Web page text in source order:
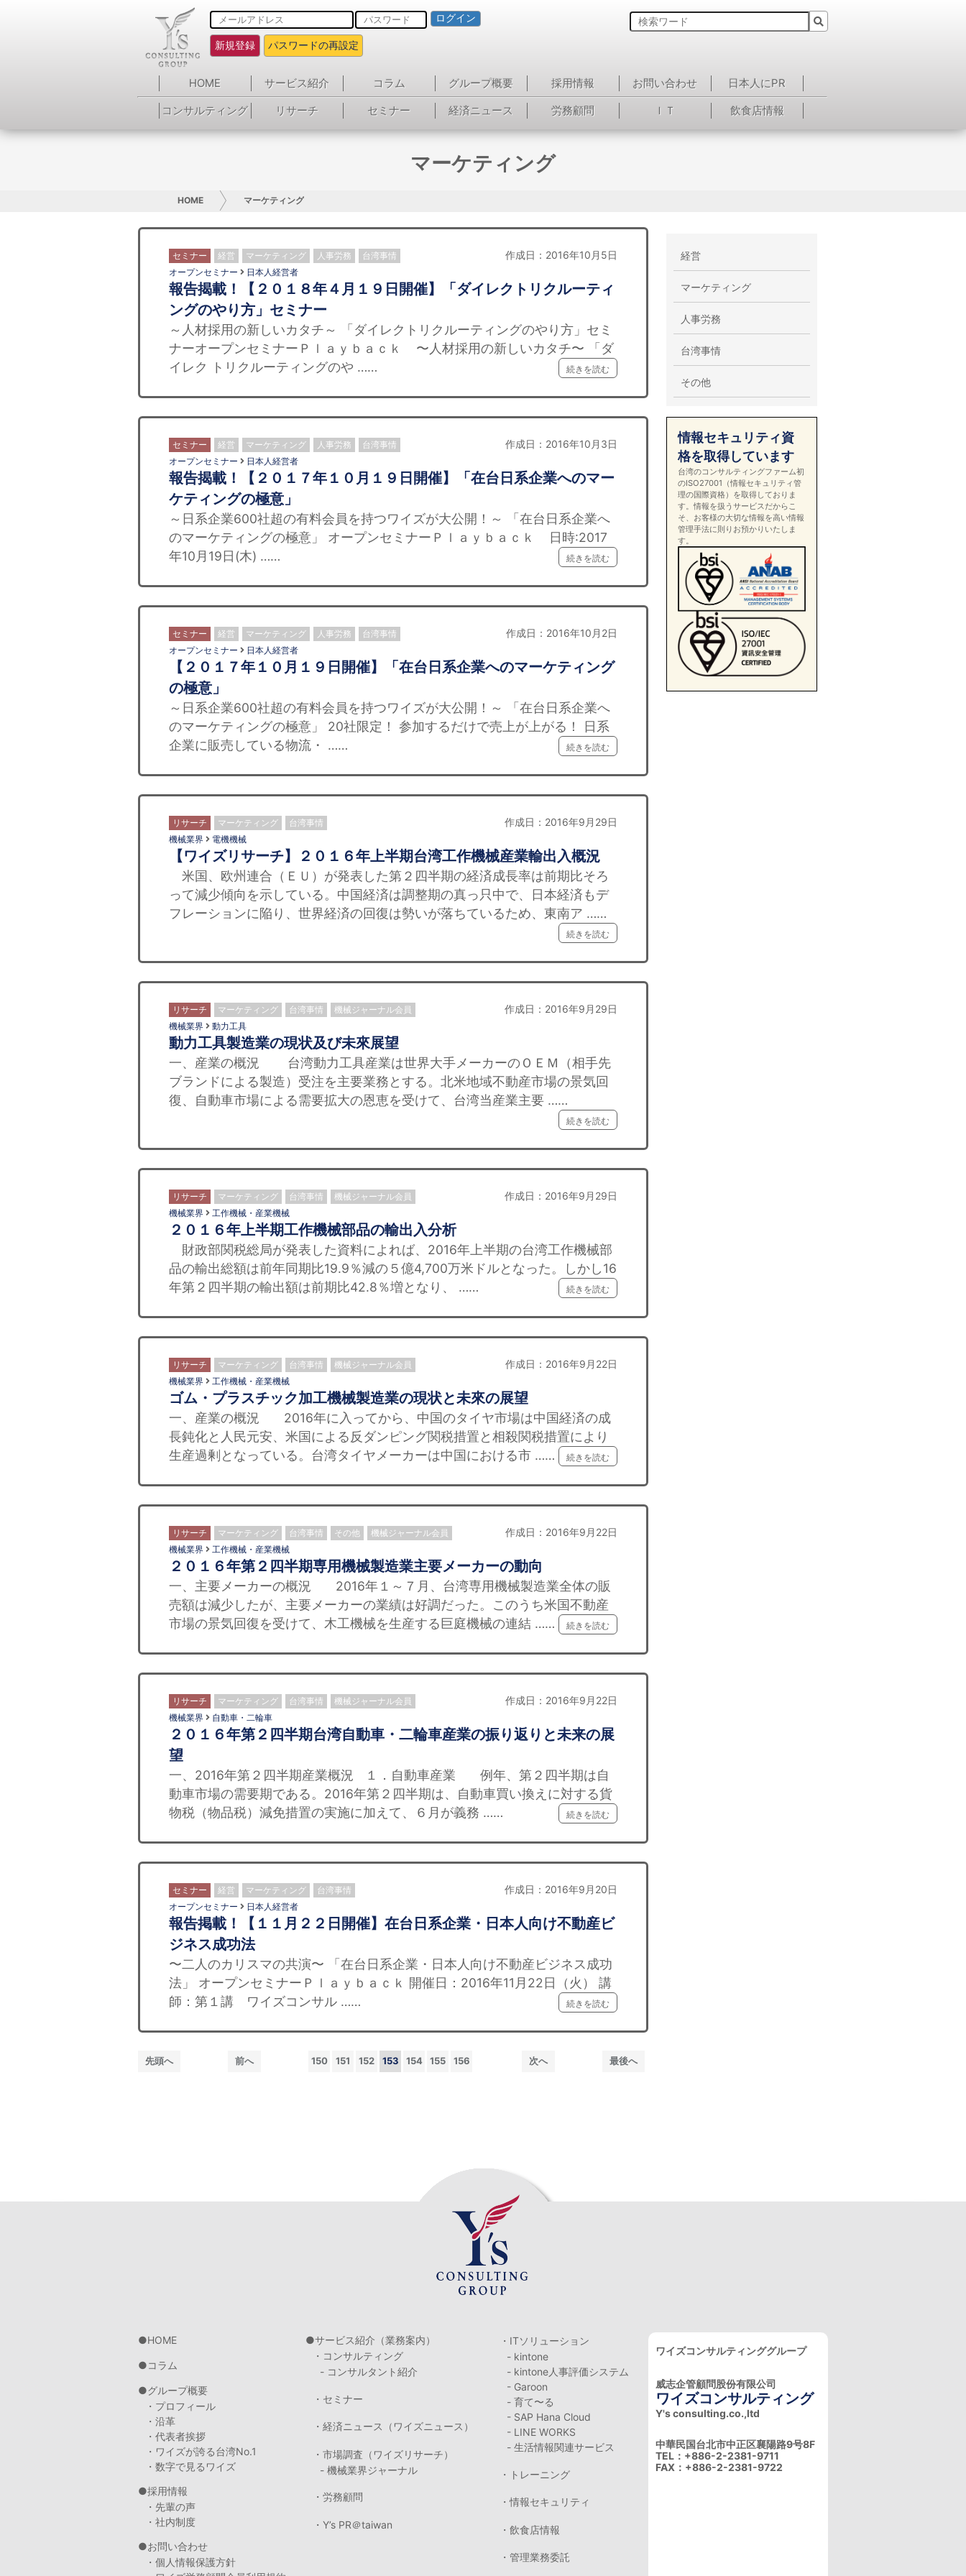
ログイン
新規登録 パスワードの再設定
HOME サービス紹介 コラム グループ概要 採用情報 お問い合わせ
日本人にPR
コンサルティング
リサーチ セミナー 経済ニュース 労務顧問 ＩＴ 飲食店情報
マーケティング
HOME マーケティング
セミナー 経営 マーケティング 人事労務 台湾事情 作成日：2016年10月5日
オープンセミナー 日本人経営者
報告揭載！【２０１８年４月１９日開催】「ダイレクトリクルーティ
ングのやり方」セミナー
～人材採用の新しいカタチ～ 「ダイレクトリクルーティングのやり方」セミ
ナー​ オープンセミナーＰｌａｙｂａｃｋ 〜人材採用の新しいカタチ〜 「ダ
イレク トリクルーティングのや ……
続きを読む
セミナー 経営 マーケティング 人事労務 台湾事情 作成日：2016年10月3日
オープンセミナー 日本人経営者
報告揭載！【２０１７年１０月１９日開催】「在台日系企業へのマー
ケティングの極意」
～日系企業600社超の有料会員を持つワイズが大公開！～ 「在台日系企業へ
のマーケティングの極意」 オープンセミナーＰｌａｙｂａｃｋ 日時:2017
年10月19日(木) ……
続きを読む
セミナー 経営 マーケティング 人事労務 台湾事情 作成日：2016年10月2日
オープンセミナー 日本人経営者
【２０１７年１０月１９日開催】「在台日系企業へのマーケティング
の極意」
～日系企業600社超の有料会員を持つワイズが大公開！～ 「在台日系企業へ
のマーケティングの極意」 20社限定！ 参加するだけで売上が上がる！ 日系
企業に販売している物流・ ……
続きを読む
リサーチ マーケティング 台湾事情 作成日：2016年9月29日
機械業界 電機機械
【ワイズリサーチ】２０１６年上半期台湾工作機械産業輸出入概況
米国、欧州連合（ＥＵ）が発表した第２四半期の経済成長率は前期比そろ
って減少傾向を示している。中国経済は調整期の真っ只中で、日本経済もデ
フレーションに陥り、世界経済の回復は勢いが落ちているため、東南ア ……
続きを読む
リサーチ マーケティング 台湾事情 機械ジャーナル会員 作成日：2016年9月29日
機械業界 動力工具
動力工具製造業の現状及び未來展望
一、産業の概況 台湾動力工具産業は世界大手メーカーのＯＥＭ（相手先
ブランドによる製造）受注を主要業務とする。北米地域不動産市場の景気回
復、自動車市場による需要拡大の恩恵を受けて、台湾当産業主要 ……
続きを読む
リサーチ マーケティング 台湾事情 機械ジャーナル会員 作成日：2016年9月29日
機械業界 工作機械・産業機械
２０１６年上半期工作機械部品の輸出入分析
財政部関税総局が発表した資料によれば、2016年上半期の台湾工作機械部
品の輸出総額は前年同期比19.9％減の５億4,700万米ドルとなった。しかし16
年第２四半期の輸出額は前期比42.8％増となり、 ……
続きを読む
リサーチ マーケティング 台湾事情 機械ジャーナル会員 作成日：2016年9月22日
機械業界 工作機械・産業機械
ゴム・プラスチック加工機械製造業の現状と未來の展望
一、産業の概況 2016年に入ってから、中国のタイヤ市場は中国経済の成
長鈍化と人民元安、米国による反ダンピング関税措置と相殺関税措置により
生産過剰となっている。台湾タイヤメーカーは中国における市 ……
続きを読む
リサーチ マーケティング 台湾事情 その他 機械ジャーナル会員 作成日：2016年9月22日
機械業界 工作機械・産業機械
２０１６年第２四半期専用機械製造業主要メーカーの動向
一、主要メーカーの概況 2016年１～７月、台湾専用機械製造業全体の販
売額は減少したが、主要メーカーの業績は好調だった。このうち米国不動産
市場の景気回復を受けて、木工機械を生産する巨庭機械の連結 ……
続きを読む
リサーチ マーケティング 台湾事情 機械ジャーナル会員 作成日：2016年9月22日
機械業界 自動車・二輪車
２０１６年第２四半期台湾自動車・二輪車産業の振り返りと未来の展
望
一、2016年第２四半期産業概況 １．自動車産業 例年、第２四半期は自
動車市場の需要期である。2016年第２四半期は、自動車買い換えに対する貨
物税（物品税）減免措置の実施に加えて、６月が義務 ……
続きを読む
セミナー 経営 マーケティング 台湾事情 作成日：2016年9月20日
オープンセミナー 日本人経営者
報告掲載！【１１月２２日開催】在台日系企業・日本人向け不動産ビ
ジネス成功法
〜二人のカリスマの共演〜 「在台日系企業・日本人向け不動産ビジネス成功
法」 オープンセミナーＰｌａｙｂａｃｋ 開催日：2016年11月22日（火） 講
師：第１講 ワイズコンサル ……
続きを読む
先頭へ 前へ 150 151 152 153 154 155 156 次へ 最後へ
経営
マーケティング
人事労務
台湾事情
その他
情報セキュリティ資
格を取得しています
台湾のコンサルティングファーム初
のISO27001（情報セキュリティ管
理の国際資格）を取得しておりま
す。情報を扱うサービスだからこ
そ、お客様の大切な情報を高い情報
管理手法に則りお預かりいたしま
す。
HOME
コラム
グループ概要
・プロフィール
・沿革
・代表者挨拶
・ワイズが誇る台湾No.1
・数字で見るワイズ
採用情報
・先輩の声
・社内制度
お問い合わせ
・個人情報保護方針
サービス紹介（業務案内）
・コンサルティング
- コンサルタント紹介
・セミナー
・経済ニュース（ワイズニュース）
・市場調査（ワイズリサーチ）
- 機械業界ジャーナル
・労務顧問
・Y’s PR＠taiwan
・ITソリューション
- kintone
- kintone人事評価システム
- Garoon
- 育て〜る
- SAP Hana Cloud
- LINE WORKS
- 生活情報関連サービス
・トレーニング
・情報セキュリティ
・飲食店情報
・管理業務委託
ワイズコンサルティンググループ
威志企管顧問股份有限公司
ワイズコンサルティング
Y's consulting.co.,ltd
中華民国台北市中正区襄陽路9号8F
TEL：+886-2-2381-9711
FAX：+886-2-2381-9722